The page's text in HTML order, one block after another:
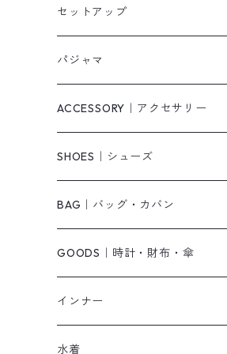
タンクトップ/キャミソール
スウェット/パーカー
ニット/セーター
ベアトップ・チューブトップ
その他
カーディガン
ダウンコート
その他
無地
ニットワンピース
ロングワンピース
シャツワンピース
キャミワンピース
オールインワン・サロペット
ジャンパースカート
その他
パンツ・デニム
ショートパンツ
スカート
その他
セットアップ
パジャマ
ACCESSORY｜アクセサリー
ピアス・リング
ネックレス
ベルト
ブレスレット
帽子
SHOES｜シューズ
パンプス
サンダル
ショートブーツ・ブーティ
ロングブーツ
BAG｜バッグ・カバン
ショルダーバッグ
ハンドバッグ
リュック
GOODS｜時計・財布・傘
インナー
水着